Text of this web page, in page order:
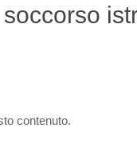
contenuto.